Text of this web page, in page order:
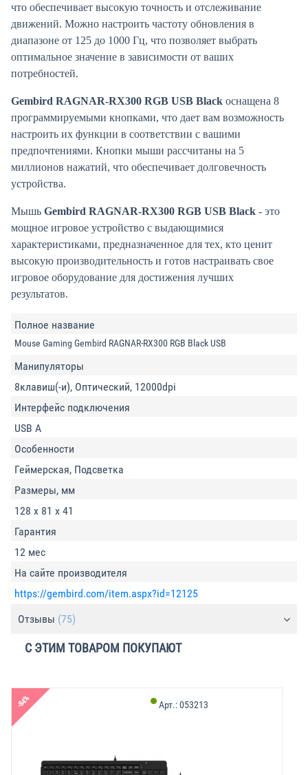
что обеспечивает высокую точность и отслеживание
движений. Можно настроить частоту обновления в
диапазоне от 125 до 1000 Гц, что позволяет выбрать
оптимальное значение в зависимости от ваших
потребностей.
Gembird RAGNAR-RX300 RGB USB Black оснащена 8
программируемыми кнопками, что дает вам возможность
настроить их функции в соответствии с вашими
предпочтениями. Кнопки мыши рассчитаны на 5
миллионов нажатий, что обеспечивает долговечность
устройства.
Мышь Gembird RAGNAR-RX300 RGB USB Black - это
мощное игровое устройство с выдающимися
характеристиками, предназначенное для тех, кто ценит
высокую производительность и готов настраивать свое
игровое оборудование для достижения лучших
результатов.
Полное название
Mouse Gaming Gembird RAGNAR-RX300 RGB Black USB
Манипуляторы
8клавиш(-и), Оптический, 12000dpi
Интерфейс подключения
USB A
Особенности
Геймерская, Подсветка
Размеры, мм
128 x 81 x 41
Гарантия
12 мес
На сайте производителя
https://gembird.com/item.aspx?id=12125
Отзывы (75)
С ЭТИМ ТОВАРОМ ПОКУПАЮТ
-84% Арт.:053213